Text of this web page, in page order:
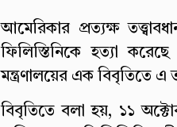
আমেরিকার প্রত্যক্ষ
ফিলিস্তিনিকে হত্যা
মন্ত্রণালয়ের এক বিবৃতিতে এ
বিবৃতিতে বলা হয়, ১১